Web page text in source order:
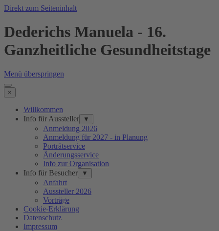
Direkt zum Seiteninhalt
Dederichs Manuela - 16.
Ganzheitliche Gesundheitstage
Menü überspringen
×
Willkommen
Info für Aussteller
▼
Anmeldung 2026
Anmeldung für 2027 - in Planung
Porträtservice
Änderungsservice
Info zur Organisation
Info für Besucher
▼
Anfahrt
Aussteller 2026
Vorträge
Cookie-Erklärung
Datenschutz
Impressum